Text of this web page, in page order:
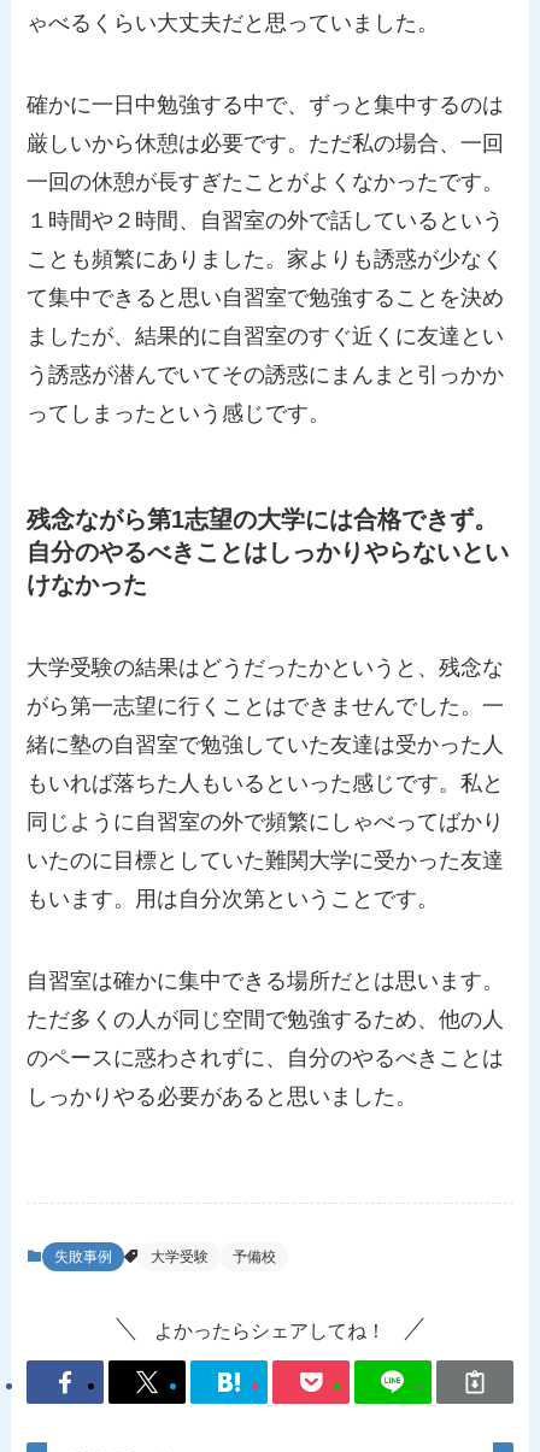
ゃべるくらい大丈夫だと思っていました。
確かに一日中勉強する中で、ずっと集中するのは
厳しいから休憩は必要です。ただ私の場合、一回
一回の休憩が長すぎたことがよくなかったです。
１時間や２時間、自習室の外で話しているという
ことも頻繁にありました。家よりも誘惑が少なく
て集中できると思い自習室で勉強することを決め
ましたが、結果的に自習室のすぐ近くに友達とい
う誘惑が潜んでいてその誘惑にまんまと引っかか
ってしまったという感じです。
残念ながら第1志望の大学には合格できず。
自分のやるべきことはしっかりやらないとい
けなかった
大学受験の結果はどうだったかというと、残念な
がら第一志望に行くことはできませんでした。一
緒に塾の自習室で勉強していた友達は受かった人
もいれば落ちた人もいるといった感じです。私と
同じように自習室の外で頻繁にしゃべってばかり
いたのに目標としていた難関大学に受かった友達
もいます。用は自分次第ということです。
自習室は確かに集中できる場所だとは思います。
ただ多くの人が同じ空間で勉強するため、他の人
のペースに惑わされずに、自分のやるべきことは
しっかりやる必要があると思いました。
失敗事例 大学受験 予備校
よかったらシェアしてね！